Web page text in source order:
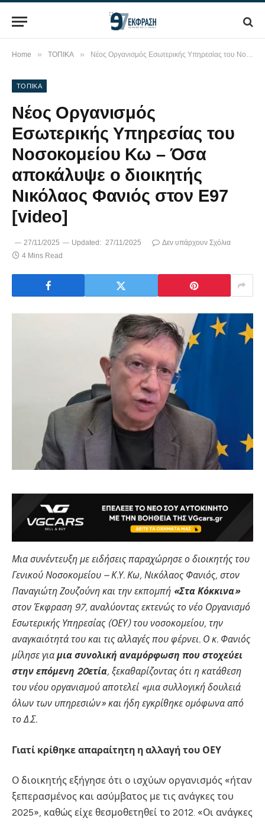
Home » ΤΟΠΙΚΑ » Νέος Οργανισμός Εσωτερικής Υπηρεσίας του Νοσοκομείου Κω – Όσα αποκάλυψε ο διοικητής Νικόλαος Φανιός στον Ε97 [video]
ΤΟΠΙΚΑ
Νέος Οργανισμός
Εσωτερικής Υπηρεσίας του
Νοσοκομείου Κω – Όσα
αποκάλυψε ο διοικητής
Νικόλαος Φανιός στον Ε97
[video]
27/11/2025 Updated: 27/11/2025
Δεν υπάρχουν Σχόλια
4 Mins Read
Μια συνέντευξη με ειδήσεις παραχώρησε ο διοικητής του
Γενικού Νοσοκομείου – Κ.Υ. Κω, Νικόλαος Φανιός, στον
Παναγιώτη Ζουζούνη και την εκπομπή «Στα Κόκκινα»
στον Έκφραση 97, αναλύοντας εκτενώς το νέο Οργανισμό
Εσωτερικής Υπηρεσίας (ΟΕΥ) του νοσοκομείου, την
αναγκαιότητά του και τις αλλαγές που φέρνει. Ο κ. Φανιός
μίλησε για μια συνολική αναμόρφωση που στοχεύει
στην επόμενη 20ετία, ξεκαθαρίζοντας ότι η κατάθεση
του νέου οργανισμού αποτελεί «μια συλλογική δουλειά
όλων των υπηρεσιών» και ήδη εγκρίθηκε ομόφωνα από
το Δ.Σ.
Γιατί κρίθηκε απαραίτητη η αλλαγή του ΟΕΥ
Ο διοικητής εξήγησε ότι ο ισχύων οργανισμός «ήταν
ξεπερασμένος και ασύμβατος με τις ανάγκες του
2025», καθώς είχε θεσμοθετηθεί το 2012. «Οι ανάγκες